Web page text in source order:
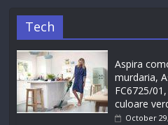
Tech
Aspira
murdaria,
FC6725/
culoare
October